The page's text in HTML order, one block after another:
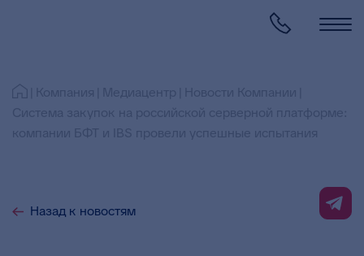
Назад к новостям